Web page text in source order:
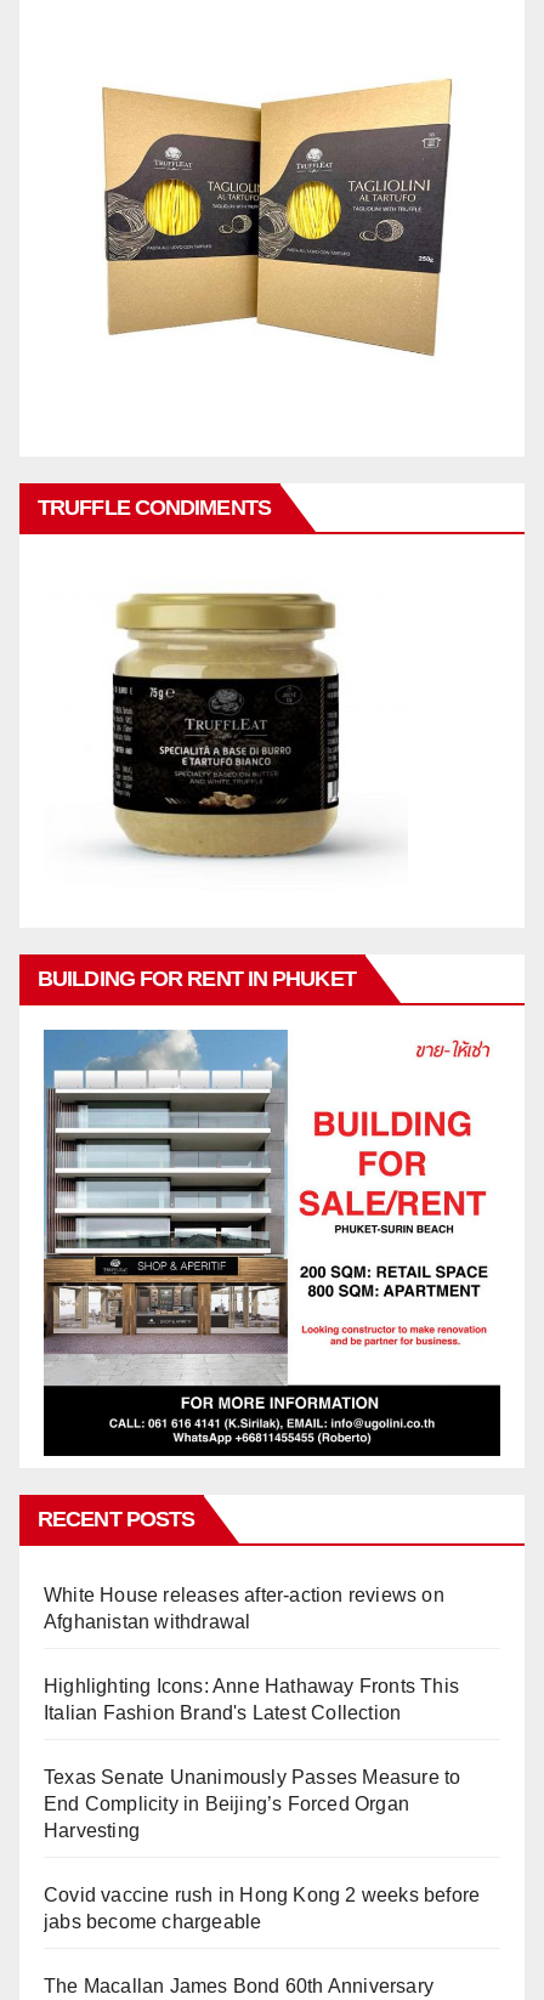
TRUFFLE CONDIMENTS
BUILDING FOR RENT IN PHUKET
RECENT POSTS
White House releases after-action reviews on
Afghanistan withdrawal
Highlighting Icons: Anne Hathaway Fronts This
Italian Fashion Brand's Latest Collection
Texas Senate Unanimously Passes Measure to
End Complicity in Beijing’s Forced Organ
Harvesting
Covid vaccine rush in Hong Kong 2 weeks before
jabs become chargeable
The Macallan James Bond 60th Anniversary